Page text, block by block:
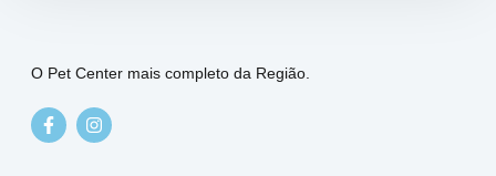
O Pet Center mais completo da Região.